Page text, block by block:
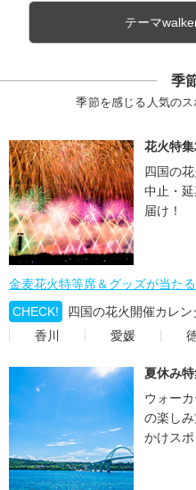
テーマ
季
季節を感じる人気の
花火特集
四国の
中止・
届け！
金麦花火特等席＆グッズが当たる
CHECK!
四国の花火開催カレン
香川
愛媛
夏休み特
ウォー
の楽し
かけス